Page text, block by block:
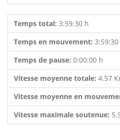
Temps total: 3:59:30 h
Temps en mouvement:
Temps de pause: 0:00:00 h
Vitesse moyenne totale: 4.57
Vitesse moyenne en
Vitesse maximale soutenue: